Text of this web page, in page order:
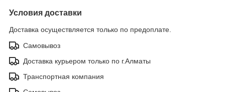
Условия доставки
Доставка осуществляется только по предоплате.
Самовывоз
Доставка курьером только по г.Алматы
Транспортная компания